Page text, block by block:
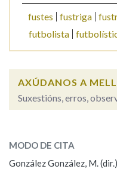
Nas definicións
Na fraseoloxía
OUTRAS OPCIÓNS
fustes fustriga
futbolista
AXÚDANOS A
Suxestións, erros,
ESCOLLE UNHA
MODO DE CITA
González González, M.